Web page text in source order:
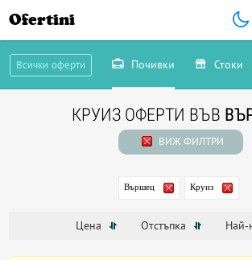
Ofertini
Всички оферти Почивки Стоки
КРУИЗ ОФЕРТИ ВЪВ
ВИЖ ФИЛТРИ
Вършец Круиз
Цена Отстъпка Най-